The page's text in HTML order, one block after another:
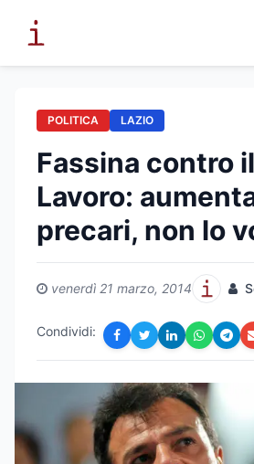
POLITICA LAZIO
Fassina contro
Lavoro:
precari, non lo
venerdì 21 marzo, 2014
Condividi: